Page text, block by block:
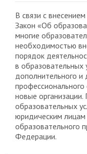
В связи с
Закон «Об
многие
необходимостью
порядок
в образовательных
дополнительного и
новые
образовательных
юридическим лицам
образовательного
Федерации.